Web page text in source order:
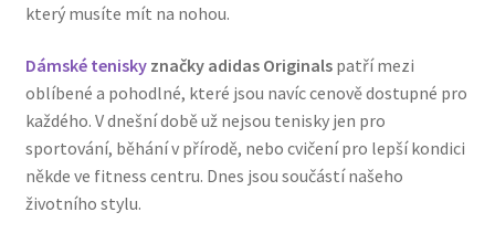
který musíte mít na nohou.
Dámské teniskyznačky adidas Originalspatří mezi
oblíbené a pohodlné, které jsou navíc cenově dostupné pro
každého. V dnešní době už nejsou tenisky jen pro
sportování, běhání v přírodě, nebo cvičení pro lepší kondici
někde ve fitness centru. Dnes jsou součástí našeho
životního stylu.